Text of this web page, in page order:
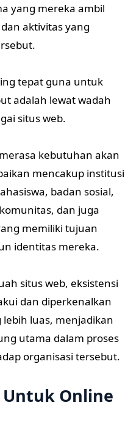
yang mereka ambil
aktivitas yang
tepat guna untuk
adalah lewat wadah
situs web.
kebutuhan akan
mencakup institusi
badan sosial,
dan juga
memiliki tujuan
identitas mereka.
situs web, eksistensi
dan diperkenalkan
luas, menjadikan
utama dalam proses
organisasi tersebut.
Untuk Online